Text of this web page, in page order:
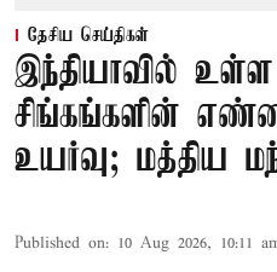
தேசிய செய்திகள்
இந்தியாவில்
சிங்கங்களின்
உயர்வு; மத்திய
Published on: 10 Aug 2026, 10:11